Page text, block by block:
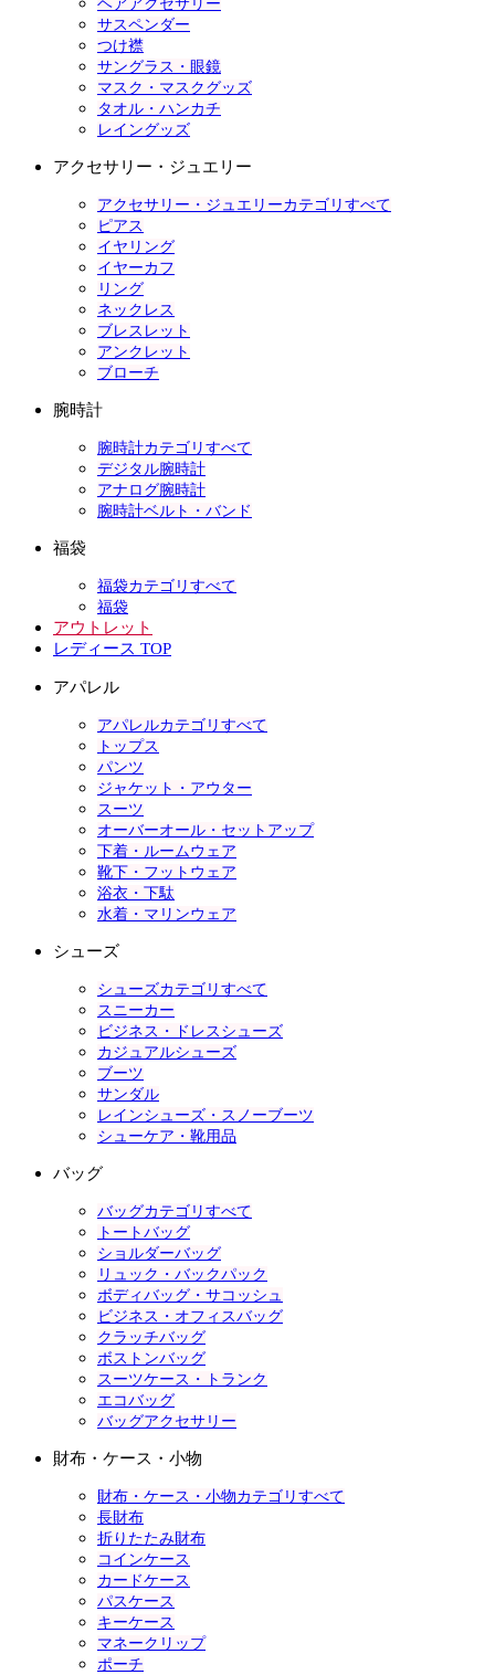
ヘアアクセサリー
サスペンダー
つけ襟
サングラス・眼鏡
マスク・マスクグッズ
タオル・ハンカチ
レイングッズ
アクセサリー・ジュエリー
アクセサリー・ジュエリーカテゴリすべて
ピアス
イヤリング
イヤーカフ
リング
ネックレス
ブレスレット
アンクレット
ブローチ
腕時計
腕時計カテゴリすべて
デジタル腕時計
アナログ腕時計
腕時計ベルト・バンド
福袋
福袋カテゴリすべて
福袋
アウトレット
レディース TOP
アパレル
アパレルカテゴリすべて
トップス
パンツ
ジャケット・アウター
スーツ
オーバーオール・セットアップ
下着・ルームウェア
靴下・フットウェア
浴衣・下駄
水着・マリンウェア
シューズ
シューズカテゴリすべて
スニーカー
ビジネス・ドレスシューズ
カジュアルシューズ
ブーツ
サンダル
レインシューズ・スノーブーツ
シューケア・靴用品
バッグ
バッグカテゴリすべて
トートバッグ
ショルダーバッグ
リュック・バックパック
ボディバッグ・サコッシュ
ビジネス・オフィスバッグ
クラッチバッグ
ボストンバッグ
スーツケース・トランク
エコバッグ
バッグアクセサリー
財布・ケース・小物
財布・ケース・小物カテゴリすべて
長財布
折りたたみ財布
コインケース
カードケース
パスケース
キーケース
マネークリップ
ポーチ